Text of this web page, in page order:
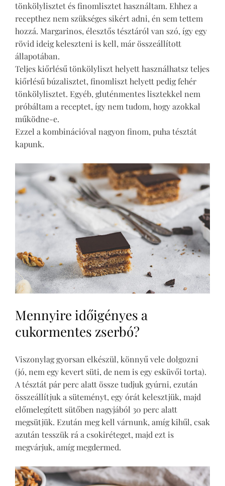
tönkölylisztet és finomlisztet használtam. Ehhez a
recepthez nem szükséges sikért adni, én sem tettem
hozzá. Margarinos, élesztős tésztáról van szó, így egy
rövid ideig keleszteni is kell, már összeállított
állapotában.
Teljes kiőrlésű tönkölyliszt helyett használhatsz teljes
kiőrlésű búzalisztet, finomliszt helyett pedig fehér
tönkölylisztet. Egyéb, gluténmentes lisztekkel nem
próbáltam a receptet, így nem tudom, hogy azokkal
működne-e.
Ezzel a kombinációval nagyon finom, puha tésztát
kapunk.
Mennyire időigényes a
cukormentes zserbó?
Viszonylag gyorsan elkészül, könnyű vele dolgozni
(jó, nem egy kevert süti, de nem is egy esküvői torta).
A tésztát pár perc alatt össze tudjuk gyúrni, ezután
összeállítjuk a süteményt, egy órát kelesztjük, majd
előmelegített sütőben nagyjából 30 perc alatt
megsütjük. Ezután meg kell várnunk, amíg kihűl, csak
azután tesszük rá a csokiréteget, majd ezt is
megvárjuk, amíg megdermed.